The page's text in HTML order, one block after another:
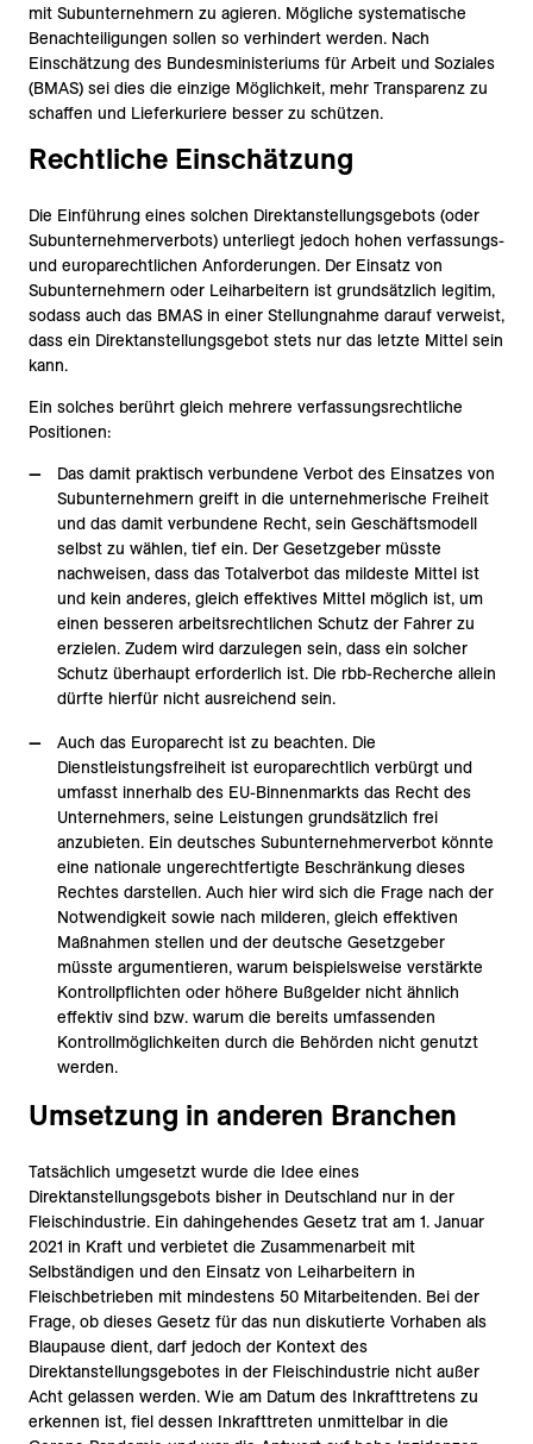
mit Subunternehmern zu agieren. Mögliche systematische
Benachteiligungen sollen so verhindert werden. Nach
Einschätzung des Bundesministeriums für Arbeit und Soziales
(BMAS) sei dies die einzige Möglichkeit, mehr Transparenz zu
schaffen und Lieferkuriere besser zu schützen.
Rechtliche Einschätzung
Die Einführung eines solchen Direktanstellungsgebots (oder
Subunternehmerverbots) unterliegt jedoch hohen verfassungs-
und europarechtlichen Anforderungen. Der Einsatz von
Subunternehmern oder Leiharbeitern ist grundsätzlich legitim,
sodass auch das BMAS in einer Stellungnahme darauf verweist,
dass ein Direktanstellungsgebot stets nur das letzte Mittel sein
kann.
Ein solches berührt gleich mehrere verfassungsrechtliche
Positionen:
Das damit praktisch verbundene Verbot des Einsatzes von
Subunternehmern greift in die unternehmerische Freiheit
und das damit verbundene Recht, sein Geschäftsmodell
selbst zu wählen, tief ein. Der Gesetzgeber müsste
nachweisen, dass das Totalverbot das mildeste Mittel ist
und kein anderes, gleich effektives Mittel möglich ist, um
einen besseren arbeitsrechtlichen Schutz der Fahrer zu
erzielen. Zudem wird darzulegen sein, dass ein solcher
Schutz überhaupt erforderlich ist. Die rbb-Recherche allein
dürfte hierfür nicht ausreichend sein.
Auch das Europarecht ist zu beachten. Die
Dienstleistungsfreiheit ist europarechtlich verbürgt und
umfasst innerhalb des EU-Binnenmarkts das Recht des
Unternehmers, seine Leistungen grundsätzlich frei
anzubieten. Ein deutsches Subunternehmerverbot könnte
eine nationale ungerechtfertigte Beschränkung dieses
Rechtes darstellen. Auch hier wird sich die Frage nach der
Notwendigkeit sowie nach milderen, gleich effektiven
Maßnahmen stellen und der deutsche Gesetzgeber
müsste argumentieren, warum beispielsweise verstärkte
Kontrollpflichten oder höhere Bußgelder nicht ähnlich
effektiv sind bzw. warum die bereits umfassenden
Kontrollmöglichkeiten durch die Behörden nicht genutzt
werden.
Umsetzung in anderen Branchen
Tatsächlich umgesetzt wurde die Idee eines
Direktanstellungsgebots bisher in Deutschland nur in der
Fleischindustrie. Ein dahingehendes Gesetz trat am 1. Januar
2021 in Kraft und verbietet die Zusammenarbeit mit
Selbständigen und den Einsatz von Leiharbeitern in
Fleischbetrieben mit mindestens 50 Mitarbeitenden. Bei der
Frage, ob dieses Gesetz für das nun diskutierte Vorhaben als
Blaupause dient, darf jedoch der Kontext des
Direktanstellungsgebotes in der Fleischindustrie nicht außer
Acht gelassen werden. Wie am Datum des Inkrafttretens zu
erkennen ist, fiel dessen Inkrafttreten unmittelbar in die